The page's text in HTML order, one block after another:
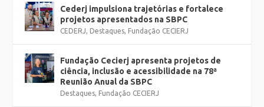
Cederj impulsiona trajetórias e fortalece
projetos apresentados na SBPC
CEDERJ, Destaques, Fundação CECIERJ
Fundação Cecierj apresenta projetos de
ciência, inclusão e acessibilidade na 78ª
Reunião Anual da SBPC
Destaques, Fundação CECIERJ